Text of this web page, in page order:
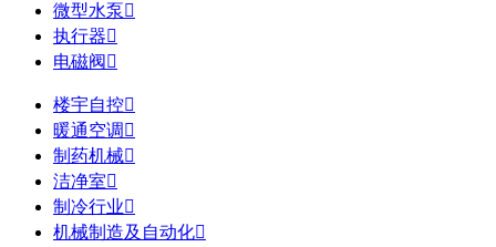
微型水泵
执行器
电磁阀 
楼宇自控
暖通空调 
制药机械
洁净室
制冷行业
机械制造及自动化